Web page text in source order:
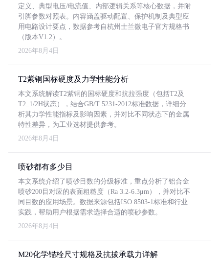
定义、典型电压/电流值、内部逻辑关系等核心数据，并附
引脚参数对照表。内容涵盖驱动配置、保护机制及典型应
用电路设计要点，数据参考自杭州士兰微电子官方规格书
（版本V1.2）。
2026年8月4日
T2紫铜国标硬度及力学性能分析
本文系统解读T2紫铜的国标硬度和抗拉强度（包括T2及
T2_1/2H状态），结合GB/T 5231-2012标准数据，详细分
析其力学性能指标及影响因素，并对比不同状态下的金属
特性差异，为工业选材提供参考。
2026年8月4日
喷砂都有多少目
本文系统介绍了喷砂目数的分级标准，重点分析了铝合金
喷砂200目对应的表面粗糙度（Ra 3.2-6.3μm），并对比不
同目数的应用场景。数据来源包括ISO 8503-1标准和行业
实践，帮助用户根据需求选择合适的喷砂参数。
2026年8月4日
M20化学锚栓尺寸规格及抗拔承载力详解